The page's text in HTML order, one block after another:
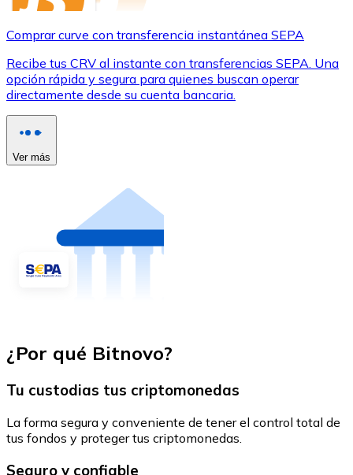
Comprar curve con transferencia instantánea SEPA
Recibe tus CRV al instante con transferencias SEPA. Una
opción rápida y segura para quienes buscan operar
directamente desde su cuenta bancaria.
Ver más
¿Por qué Bitnovo?
Tu custodias tus criptomonedas
La forma segura y conveniente de tener el control total de
tus fondos y proteger tus criptomonedas.
Seguro y confiable